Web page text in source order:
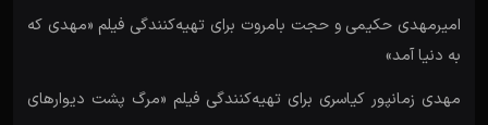
امیرمهدی حکیمی و حجت بامروت برای تهیه‌کنندگی فیلم «مهدی که
به دنیا آمد»
مهدی زمانپور کیاسری برای تهیه‌کنندگی فیلم «مرگ پشت دیوارهای